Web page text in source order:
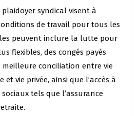
plaidoyer syndical visent à
de travail pour tous les
peuvent inclure la lutte pour
flexibles, des congés payés
conciliation entre vie
et vie privée, ainsi que l’accès à
tels que l’assurance